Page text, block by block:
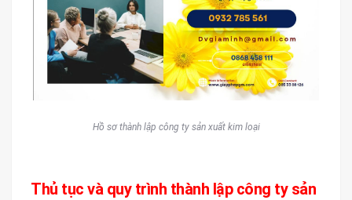
Hồ sơ thành lập công ty sản xuất kim loại
Thủ tục và quy trình thành lập công ty sản